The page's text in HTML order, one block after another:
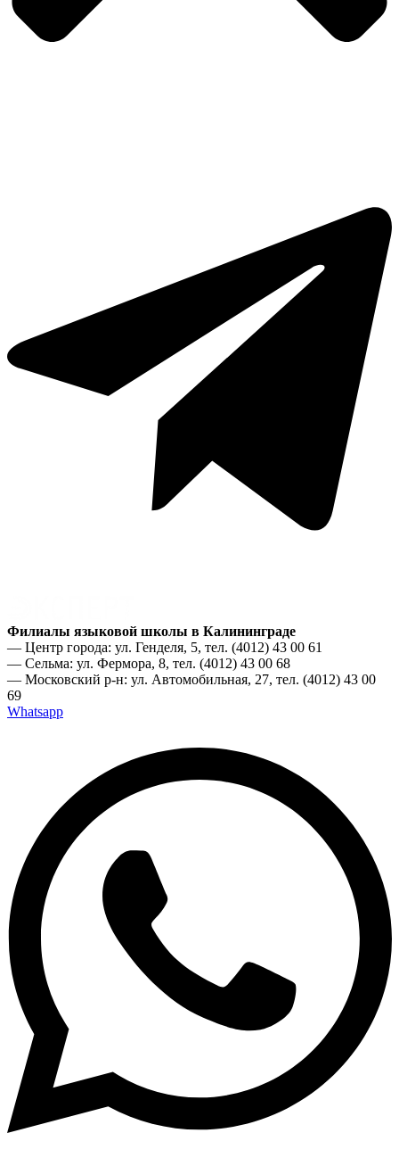
Филиалы языковой школы в Калининграде
— Центр города: ул. Генделя, 5, тел. (4012) 43 00 61
— Сельма: ул. Фермора, 8, тел. (4012) 43 00 68
— Московский р-н: ул. Автомобильная, 27, тел. (4012) 43 00
69
Whatsapp